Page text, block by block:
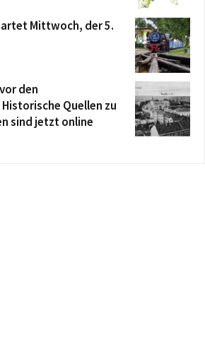
Mittwoch, der 5.
den
Quellen zu
sind jetzt online